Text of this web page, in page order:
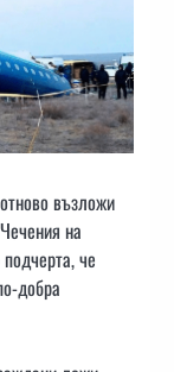
възложи
на
че
добра